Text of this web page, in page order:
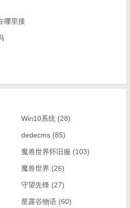
哪里接
Win10系统 (28)
dedecms (85)
魔兽世界怀旧服 (103)
魔兽世界 (26)
守望先锋 (27)
星露谷物语 (60)